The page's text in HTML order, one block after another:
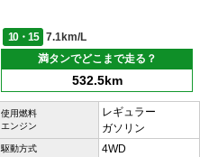
10・15
7.1km/L
満タンでどこまで走る？
532.5km
使用燃料
エンジン
レギュラー
ガソリン
駆動方式 4WD